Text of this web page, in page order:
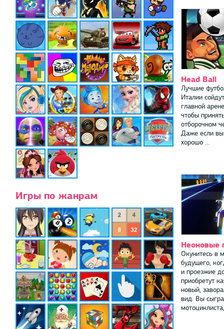
Игры по жанрам
Head Ball
Лучшие
Италии
главной
чтобы
отборочном
Даже если
хорошо ...
Неоновые
Окунитесь в
будущего,
и проезжие
приобретут
новый,
вид. Вы